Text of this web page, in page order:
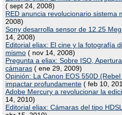
( sept 24, 2008)
RED anuncia revolucionario sistema
2008)
Sony desarrolla sensor de 12.25
14, 2008)
Editorial eliax: El cine y la fotografía
mismo ( nov 14, 2008)
Pregunta a eliax: Sobre ISO,
cámaras ( ene 29, 2009)
Opinión: La Canon EOS 550D
impactar profundamente ( feb 10,
Adobe Mercury a revolucionar la
14, 2010)
Editorial eliax: Cámaras del tipo